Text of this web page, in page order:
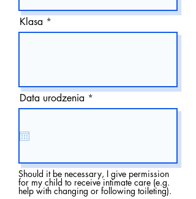
Klasa
Data urodzenia *
e
d
Should it be necessary, I give permission
for my child to receive intimate care (e.g.
help with changing or following toileting).